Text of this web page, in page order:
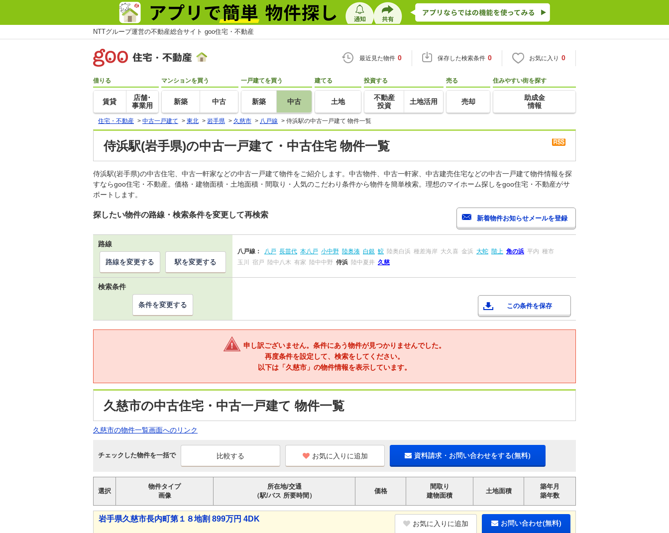
NTTグループ運営の不動産総合サイト goo住宅・不動産
最近見た物件 0 保存した検索条件 0 お気に入り 0
借りる
賃貸
店舗･
事業用
マンションを買う
新築 中古
一戸建てを買う
新築 中古
建てる
土地
投資する
不動産
投資
土地活用
売る
売却
住みやすい街を探す
助成金
情報
住宅・不動産 > 中古一戸建て > 東北 > 岩手県 > 久慈市 > 八戸線 > 侍浜駅の中古一戸建て 物件一覧
侍浜駅(岩手県)の中古一戸建て・中古住宅 物件一覧
侍浜駅(岩手県)の中古住宅、中古一軒家などの中古一戸建て物件をご紹介します。中古物件、中古一軒家、中古建売住宅などの中古一戸建て物件情報を探
すならgoo住宅・不動産。価格・建物面積・土地面積・間取り・人気のこだわり条件から物件を簡単検索。理想のマイホーム探しをgoo住宅・不動産がサ
ポートします。
探したい物件の路線・検索条件を変更して再検索
路線
八戸線： 八戸 長苗代 本八戸 小中野 陸奥湊 白銀 鮫 陸奥白浜 種差海岸 大久喜 金浜 大蛇 階上 角の浜 平内 種市
玉川
宿戸 陸中八木 有家 陸中中野 侍浜 陸中夏井 久慈
路線を変更する 駅を変更する
検索条件
この条件を保存
条件を変更する
申し訳ございません。条件にあう物件が見つかりませんでした。
再度条件を設定して、検索をしてください。
以下は「久慈市」の物件情報を表示しています。
久慈市の中古住宅・中古一戸建て 物件一覧
久慈市の物件一覧画面へのリンク
チェックした物件を一括で お気に入りに追加 資料請求・お問い合わせをする(無料)
選択
物件タイプ
画像
所在地/交通
（駅/バス 所要時間）
価格
間取り
建物面積
土地面積
築年月
築年数
岩手県久慈市長内町第１８地割 899万円 4DK
お気に入りに追加 お問い合わせ(無料)